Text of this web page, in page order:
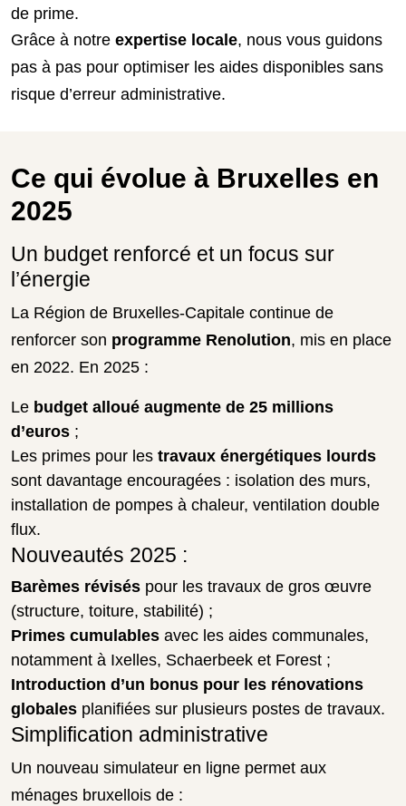
de prime.
Grâce à notre expertise locale, nous vous guidons
pas à pas pour optimiser les aides disponibles sans
risque d’erreur administrative.
Ce qui évolue à Bruxelles en
2025
Un budget renforcé et un focus sur
l’énergie
La Région de Bruxelles-Capitale continue de
renforcer son programme Renolution, mis en place
en 2022. En 2025 :
Le budget alloué augmente de 25 millions
d’euros ;
Les primes pour les travaux énergétiques lourds
sont davantage encouragées : isolation des murs,
installation de pompes à chaleur, ventilation double
flux.
Nouveautés 2025 :
Barèmes révisés pour les travaux de gros œuvre
(structure, toiture, stabilité) ;
Primes cumulables avec les aides communales,
notamment à Ixelles, Schaerbeek et Forest ;
Introduction d’un bonus pour les rénovations
globales planifiées sur plusieurs postes de travaux.
Simplification administrative
Un nouveau simulateur en ligne permet aux
ménages bruxellois de :